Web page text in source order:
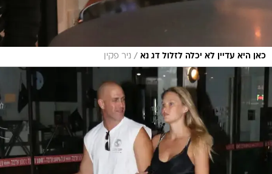
כאן היא עדיין לא יכלה לזלול דג נא / ניר פקין